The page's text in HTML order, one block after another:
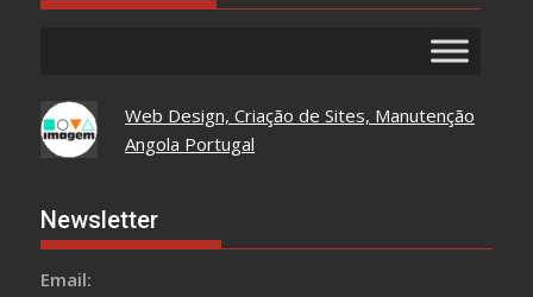
Web Design, Criação de Sites, Manutenção
Angola Portugal
Newsletter
Email: